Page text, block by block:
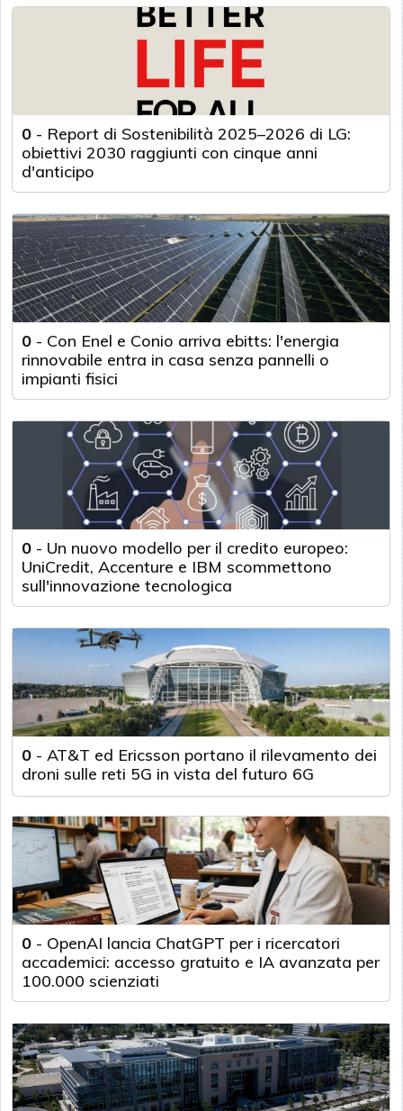
0 - Report di Sostenibilità 2025–2026 di LG:
obiettivi 2030 raggiunti con cinque anni
d'anticipo
0 - Con Enel e Conio arriva ebitts: l'energia
rinnovabile entra in casa senza pannelli o
impianti fisici
0 - Un nuovo modello per il credito europeo:
UniCredit, Accenture e IBM scommettono
sull'innovazione tecnologica
0 - AT&T ed Ericsson portano il rilevamento dei
droni sulle reti 5G in vista del futuro 6G
0 - OpenAI lancia ChatGPT per i ricercatori
accademici: accesso gratuito e IA avanzata per
100.000 scienziati